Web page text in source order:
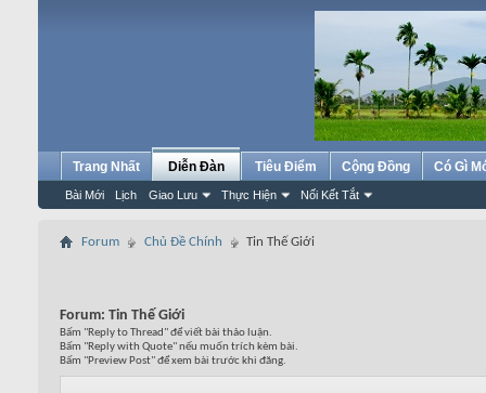
Trang Nhất Diễn Đàn
Bài Mới Lịch Giao Lưu Thực Hiện Nối Kết Tắt
Tiêu Điểm Cộng Đồng Có Gì
Forum Chủ Đề Chính Tin Thế Giới
Forum: Tin Thế Giới
Bấm "Reply to Thread" để viết bài thảo luận.
Bấm "Reply with Quote" nếu muốn trích kèm bài.
Bấm "Preview Post" để xem bài trước khi đăng.